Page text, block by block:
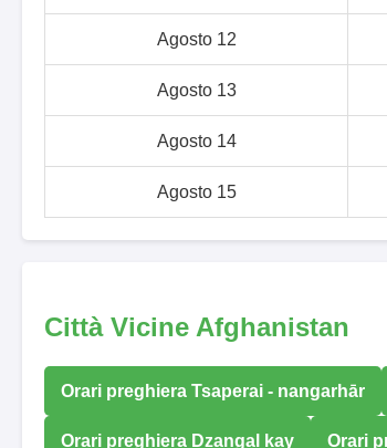
Agosto 12
Agosto 13
Agosto 14
Agosto 15
Città Vicine Afghanistan
Orari preghiera Tsaperai - nangarhār
Orari preghiera Dzangal kay Orari